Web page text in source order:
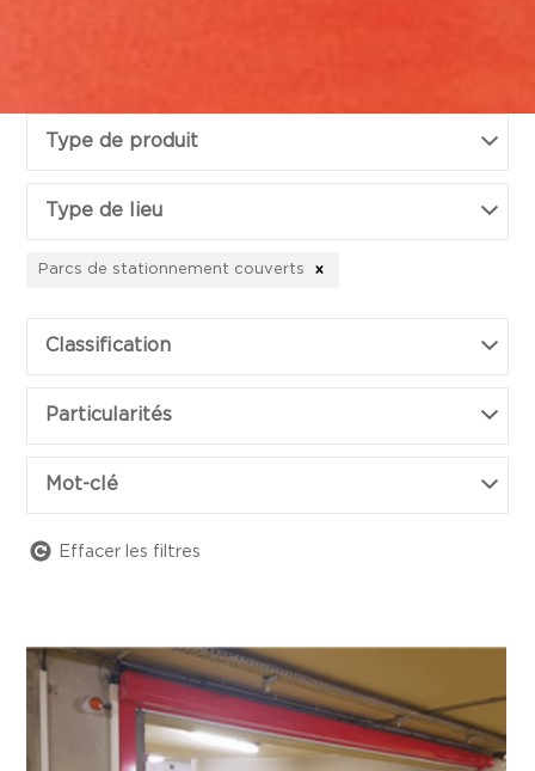
Type de produit
Type de lieu
Parcs de stationnement couverts
Classification
Particularités
Mot-clé
Effacer les filtres